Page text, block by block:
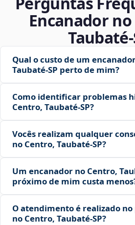
Encanador
Qual o custo de um
Taubaté‑SP perto de mim?
Como identificar problemas
Centro, Taubaté‑SP?
Vocês realizam qualquer
no Centro, Taubaté‑SP?
Um encanador no Centro,
próximo de mim custa
O atendimento é realizado
no Centro, Taubaté‑SP?